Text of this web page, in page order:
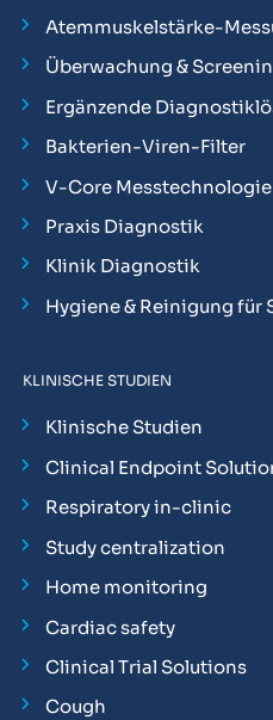
Atemmuskelstärke-
Überwachung &
Ergänzende
Bakterien-Viren-Filter
V-Core Messtechnologie
Praxis Diagnostik
Klinik Diagnostik
Hygiene & Reinigung für
KLINISCHE STUDIEN
Klinische Studien
Clinical Endpoint
Respiratory in-clinic
Study centralization
Home monitoring
Cardiac safety
Clinical Trial Solutions
Cough